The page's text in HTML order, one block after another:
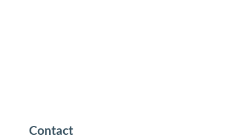
Contact